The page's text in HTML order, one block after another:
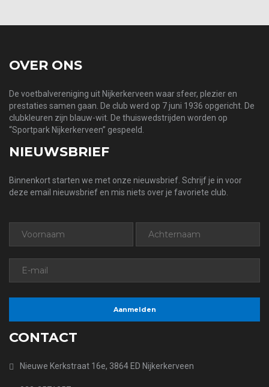
OVER ONS
De voetbalvereniging uit Nijkerkerveen waar sfeer, plezier en
prestaties samen gaan. De club werd op 7 juni 1936 opgericht. De
clubkleuren zijn blauw-wit. De thuiswedstrijden worden op
“Sportpark Nijkerkerveen” gespeeld.
NIEUWSBRIEF
Binnenkort starten we met onze nieuwsbrief. Schrijf je in voor
deze email nieuwsbrief en mis niets over je favoriete club.
CONTACT
Nieuwe Kerkstraat 16e, 3864 ED Nijkerkerveen